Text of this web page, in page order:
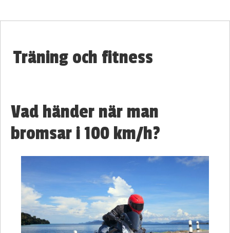
Träning och fitness
Vad händer när man
bromsar i 100 km/h?